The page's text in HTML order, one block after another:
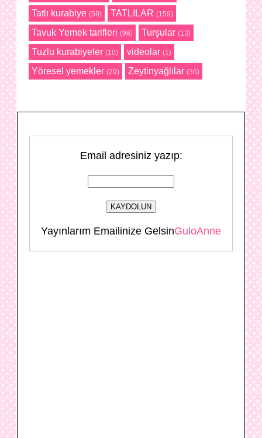
Tatlı kurabiye (59) TATLILAR (159)
Tavuk Yemek tarifleri (96) Turşular (13)
Tuzlu kurabiyeler (10) videolar (1)
Yöresel yemekler (29) Zeytinyağlılar (36)
Email adresiniz yazıp:
Yayınlarım Emailinize GelsinGuloAnne